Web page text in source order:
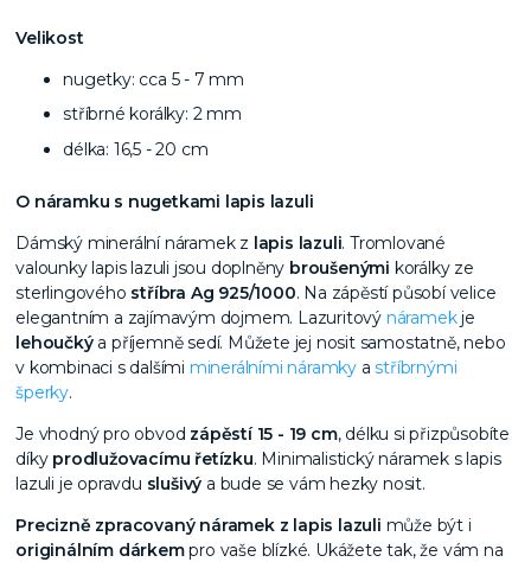
Velikost
nugetky: cca 5 - 7 mm
stříbrné korálky: 2 mm
délka: 16,5 - 20 cm
O náramku s nugetkami lapis lazuli
Dámský minerální náramek z lapis lazuli. Tromlované
valounky lapis lazuli jsou doplněny broušenými korálky ze
sterlingového stříbra Ag 925/1000. Na zápěstí působí velice
elegantním a zajímavým dojmem. Lazuritový náramekje
lehoučký a příjemně sedí. Můžete jej nosit samostatně, nebo
v kombinaci s dalšími minerálními náramkyastříbrnými
šperky.
Je vhodný pro obvod zápěstí 15 - 19 cm, délku si přizpůsobíte
díky prodlužovacímu řetízku. Minimalistický náramek s lapis
lazuli je opravdu slušivý a bude se vám hezky nosit.
Precizně zpracovaný náramek z lapis lazuli může být i
originálním dárkempro vaše blízké. Ukážete tak, že vám na